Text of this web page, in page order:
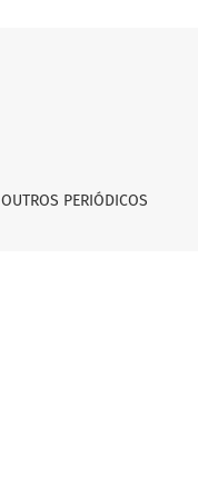
OUTROS PERIÓDICOS